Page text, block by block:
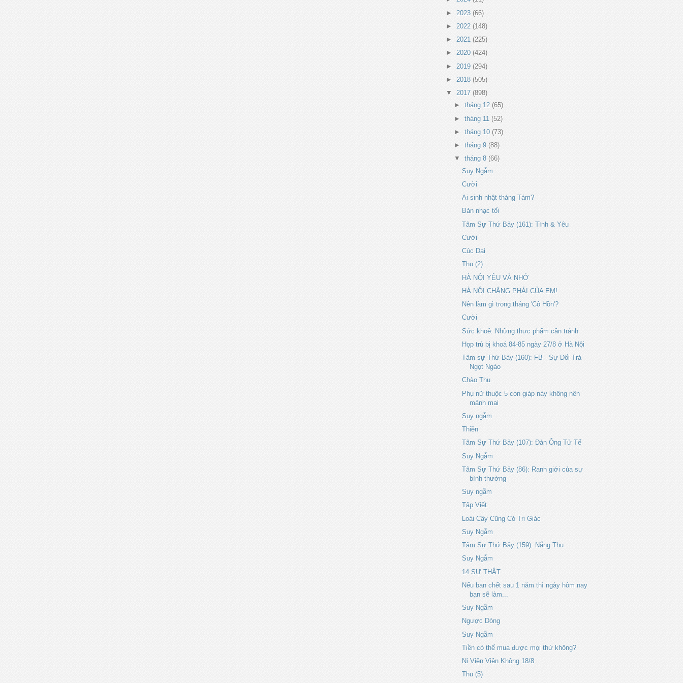
► 2023 (66)
► 2022 (148)
► 2021 (225)
► 2020 (424)
► 2019 (294)
► 2018 (505)
▼ 2017 (898)
► tháng 12 (65)
► tháng 11 (52)
► tháng 10 (73)
► tháng 9 (88)
▼ tháng 8 (66)
Suy Ngẫm
Cười
Ai sinh nhật tháng Tám?
Bản nhạc tối
Tâm Sự Thứ Bảy (161): Tình & Yêu
Cười
Cúc Dại
Thu (2)
HÀ NỘI YÊU VÀ NHỚ
HÀ NỘI CHẲNG PHẢI CỦA EM!
Nên làm gì trong tháng 'Cô Hồn'?
Cười
Sức khoẻ: Những thực phẩm cần tránh
Họp trù bị khoá 84-85 ngày 27/8 ở Hà Nội
Tâm sự Thứ Bảy (160): FB - Sự Dối Trá
Ngọt Ngào
Chào Thu
Phụ nữ thuộc 5 con giáp này không nên
mảnh mai
Suy ngẫm
Thiền
Tâm Sự Thứ Bảy (107): Đàn Ông Tử Tế
Suy Ngẫm
Tâm Sự Thứ Bảy (86): Ranh giới của sự
bình thường
Suy ngẫm
Tập Viết
Loài Cây Cũng Có Tri Giác
Suy Ngẫm
Tâm Sự Thứ Bảy (159): Nắng Thu
Suy Ngẫm
14 SỰ THẬT
Nếu bạn chết sau 1 năm thì ngày hôm nay
bạn sẽ làm...
Suy Ngẫm
Ngược Dòng
Suy Ngẫm
Tiền có thể mua được mọi thứ không?
Ni Viện Viên Không 18/8
Thu (5)